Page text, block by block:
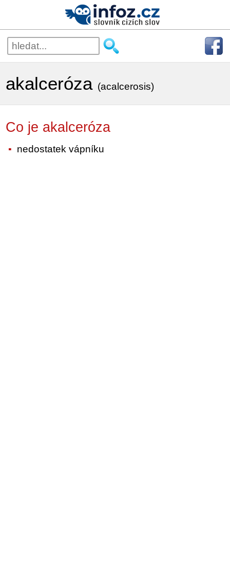
akalceróza (acalcerosis)
Co je akalceróza
nedostatek vápníku